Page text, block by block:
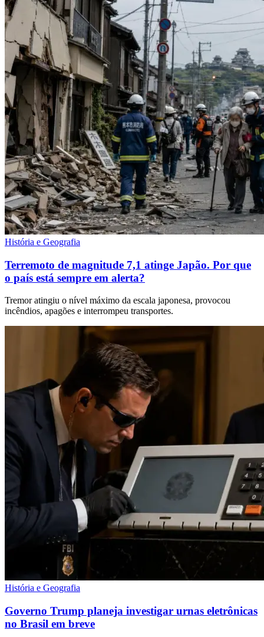
História e Geografia
Terremoto de magnitude 7,1 atinge Japão. Por que
o país está sempre em alerta?
Tremor atingiu o nível máximo da escala japonesa, provocou
incêndios, apagões e interrompeu transportes.
História e Geografia
Governo Trump planeja investigar urnas eletrônicas
no Brasil em breve